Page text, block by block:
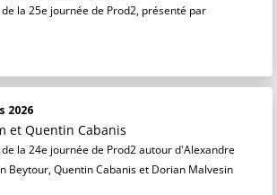
la 25e journée de Prod2, présenté par
2026
et Quentin Cabanis
la 24e journée de Prod2 autour d'Alexandre
Beytour, Quentin Cabanis et Dorian Malvesin